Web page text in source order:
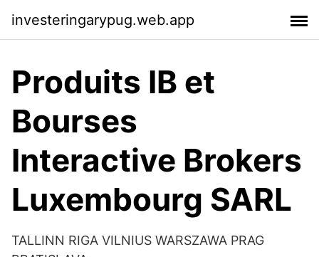
investeringarypug.web.app
Produits IB et
Bourses
Interactive Brokers
Luxembourg SARL
TALLINN RIGA VILNIUS WARSZAWA PRAG